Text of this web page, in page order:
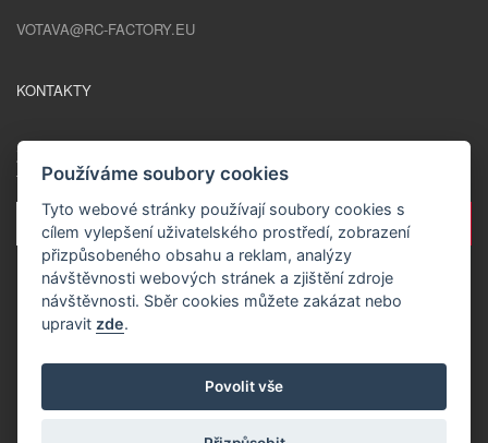
VOTAVA@RC-FACTORY.EU
KONTAKTY
ZŮSTAŇME V KONTAKTU
Používáme soubory cookies
Tyto webové stránky používají soubory cookies s
cílem vylepšení uživatelského prostředí, zobrazení
přizpůsobeného obsahu a reklam, analýzy
návštěvnosti webových stránek a zjištění zdroje
návštěvnosti. Sběr cookies můžete zakázat nebo
upravit zde.
Povolit vše